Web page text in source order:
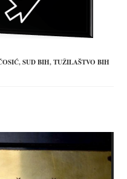
, SUD BIH, TUŽILAŠTVO BIH